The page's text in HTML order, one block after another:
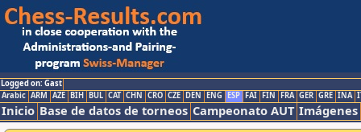
Logged on: Gast
Arabic ARM AZE BIH BUL CAT CHN CRO CZE DEN ENG ESP FAI FIN FRA GER GRE INA
Inicio Base de datos de torneos Campeonato AUT Imágenes